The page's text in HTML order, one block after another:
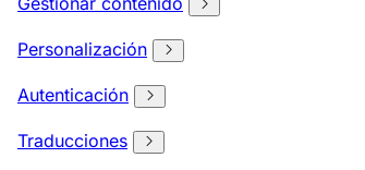
Personalización
Autenticación
Traducciones